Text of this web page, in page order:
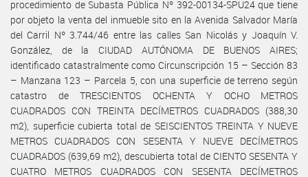
procedimiento de Subasta Pública Nº 392-00134-SPU24 que tiene
por objeto la venta del inmueble sito en la Avenida Salvador María
del Carril Nº 3.744/46 entre las calles San Nicolás y Joaquín V.
González, de la CIUDAD AUTÓNOMA DE BUENOS AIRES;
identificado catastralmente como Circunscripción 15 – Sección 83
– Manzana 123 – Parcela 5, con una superficie de terreno según
catastro de TRESCIENTOS OCHENTA Y OCHO METROS
CUADRADOS CON TREINTA DECÍMETROS CUADRADOS (388,30
m2), superficie cubierta total de SEISCIENTOS TREINTA Y NUEVE
METROS CUADRADOS CON SESENTA Y NUEVE DECÍMETROS
CUADRADOS (639,69 m2), descubierta total de CIENTO SESENTA Y
CUATRO METROS CUADRADOS CON SESENTA DECÍMETROS